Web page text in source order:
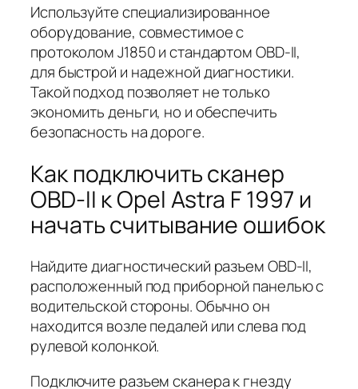
Используйте специализированное
оборудование, совместимое с
протоколом J1850 и стандартом OBD-II,
для быстрой и надежной диагностики.
Такой подход позволяет не только
экономить деньги, но и обеспечить
безопасность на дороге.
Как подключить сканер
OBD-II к Opel Astra F 1997 и
начать считывание ошибок
Найдите диагностический разъем OBD-II,
расположенный под приборной панелью с
водительской стороны. Обычно он
находится возле педалей или слева под
рулевой колонкой.
Подключите разъем сканера к гнезду